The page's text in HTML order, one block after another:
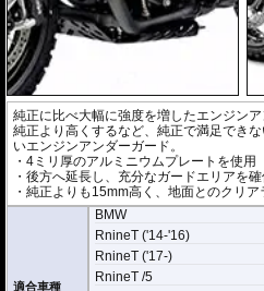
純正に比べ大幅に強度を増したエンジン
純正より高くするなど、純正で満足でき
いエンジンアンダーガード。
・4ミリ厚のアルミニウムプレートを使用
・後方へ延長し、充分なガードエリアを
・純正よりも15mm高く、地面とのクリ
適合車種
BMW
RnineT ('14-'16)
RnineT ('17-)
RnineT /5